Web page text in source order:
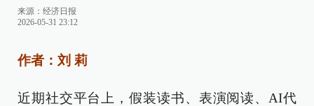
来源： 经济日报
2026-05-31 23:12
作者：刘 莉
近期社交平台上，假装读书、表演阅读、AI代